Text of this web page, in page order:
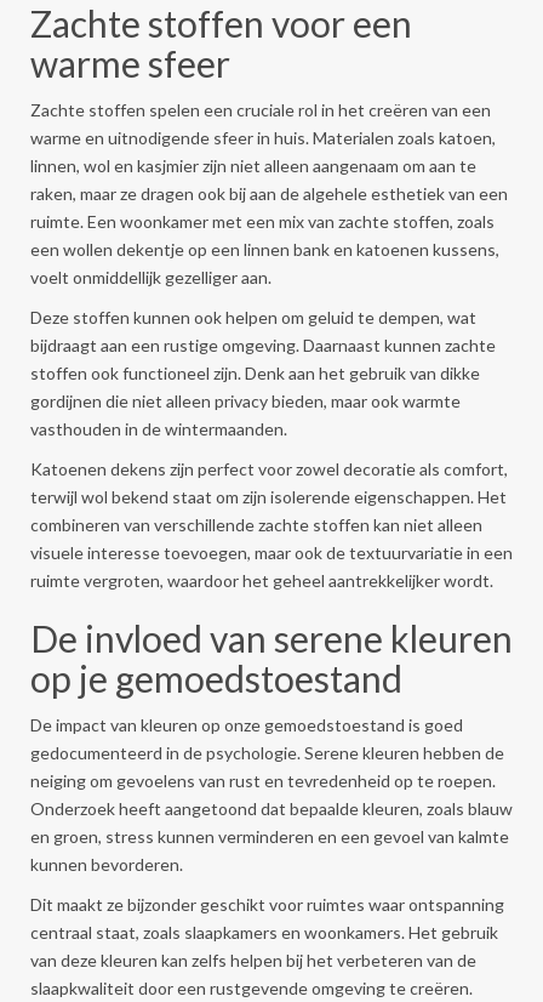
Zachte stoffen voor een
warme sfeer
Zachte stoffen spelen een cruciale rol in het creëren van een
warme en uitnodigende sfeer in huis. Materialen zoals katoen,
linnen, wol en kasjmier zijn niet alleen aangenaam om aan te
raken, maar ze dragen ook bij aan de algehele esthetiek van een
ruimte. Een woonkamer met een mix van zachte stoffen, zoals
een wollen dekentje op een linnen bank en katoenen kussens,
voelt onmiddellijk gezelliger aan.
Deze stoffen kunnen ook helpen om geluid te dempen, wat
bijdraagt aan een rustige omgeving. Daarnaast kunnen zachte
stoffen ook functioneel zijn. Denk aan het gebruik van dikke
gordijnen die niet alleen privacy bieden, maar ook warmte
vasthouden in de wintermaanden.
Katoenen dekens zijn perfect voor zowel decoratie als comfort,
terwijl wol bekend staat om zijn isolerende eigenschappen. Het
combineren van verschillende zachte stoffen kan niet alleen
visuele interesse toevoegen, maar ook de textuurvariatie in een
ruimte vergroten, waardoor het geheel aantrekkelijker wordt.
De invloed van serene kleuren
op je gemoedstoestand
De impact van kleuren op onze gemoedstoestand is goed
gedocumenteerd in de psychologie. Serene kleuren hebben de
neiging om gevoelens van rust en tevredenheid op te roepen.
Onderzoek heeft aangetoond dat bepaalde kleuren, zoals blauw
en groen, stress kunnen verminderen en een gevoel van kalmte
kunnen bevorderen.
Dit maakt ze bijzonder geschikt voor ruimtes waar ontspanning
centraal staat, zoals slaapkamers en woonkamers. Het gebruik
van deze kleuren kan zelfs helpen bij het verbeteren van de
slaapkwaliteit door een rustgevende omgeving te creëren.